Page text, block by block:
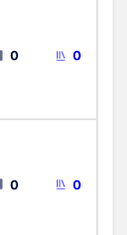
0 0
0 0